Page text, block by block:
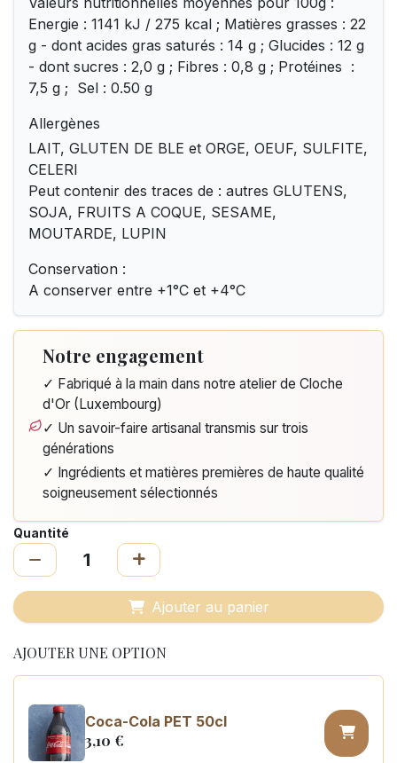
Energie : 1141 kJ / 275 kcal ; Matières grasses : 22
g - dont acides gras saturés : 14 g ; Glucides : 12 g
- dont sucres : 2,0 g ; Fibres : 0,8 g ; Protéines :
7,5 g ; Sel : 0.50 g
Allergènes
LAIT, GLUTEN DE BLE et ORGE, OEUF, SULFITE,
CELERI
Peut contenir des traces de : autres GLUTENS,
SOJA, FRUITS A COQUE, SESAME,
MOUTARDE, LUPIN
Conservation :
A conserver entre +1°C et +4°C
Notre engagement
✓ Fabriqué à la main dans notre atelier de Cloche
d'Or (Luxembourg)
✓ Un savoir-faire artisanal transmis sur trois
générations
✓ Ingrédients et matières premières de haute qualité
soigneusement sélectionnés
Quantité
Ajouter au panier
AJOUTER UNE OPTION
Coca-Cola PET 50cl
3,10 €